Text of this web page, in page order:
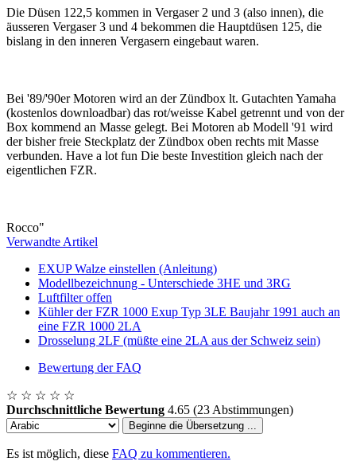
Die Düsen 122,5 kommen in Vergaser 2 und 3 (also innen), die
äusseren Vergaser 3 und 4 bekommen die Hauptdüsen 125, die
bislang in den inneren Vergasern eingebaut waren.
Bei '89/'90er Motoren wird an der Zündbox lt. Gutachten Yamaha
(kostenlos downloadbar) das rot/weisse Kabel getrennt und von der
Box kommend an Masse gelegt. Bei Motoren ab Modell '91 wird
der bisher freie Steckplatz der Zündbox oben rechts mit Masse
verbunden. Have a lot fun Die beste Investition gleich nach der
eigentlichen FZR.
Rocco"
Verwandte Artikel
EXUP Walze einstellen (Anleitung)
Modellbezeichnung - Unterschiede 3HE und 3RG
Luftfilter offen
Kühler der FZR 1000 Exup Typ 3LE Baujahr 1991 auch an
eine FZR 1000 2LA
Drosselung 2LF (müßte eine 2LA aus der Schweiz sein)
Bewertung der FAQ
☆ ☆ ☆ ☆ ☆
Durchschnittliche Bewertung 4.65 (23 Abstimmungen)
Beginne die Übersetzung ...
Es ist möglich, diese FAQ zu kommentieren.